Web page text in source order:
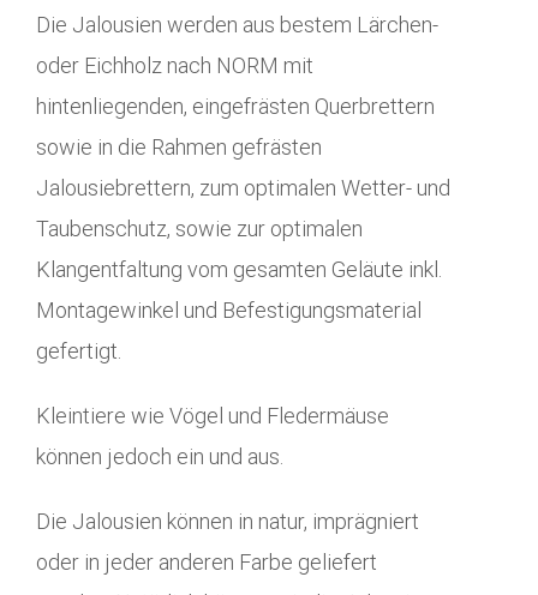
Die Jalousien werden aus bestem Lärchen-
oder Eichholz nach NORM mit
hintenliegenden, eingefrästen Querbrettern
sowie in die Rahmen gefrästen
Jalousiebrettern, zum optimalen Wetter- und
Taubenschutz, sowie zur optimalen
Klangentfaltung vom gesamten Geläute inkl.
Montagewinkel und Befestigungsmaterial
gefertigt.
Kleintiere wie Vögel und Fledermäuse
können jedoch ein und aus.
Die Jalousien können in natur, imprägniert
oder in jeder anderen Farbe geliefert